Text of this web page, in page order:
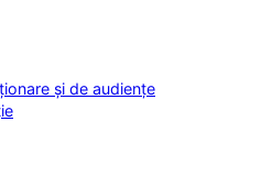
și de audiențe